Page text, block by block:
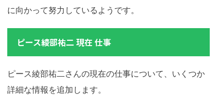
に向かって努力しているようです。
ピース綾部祐二 現在 仕事
ピース綾部祐二さんの現在の仕事について、いくつか
詳細な情報を追加します。